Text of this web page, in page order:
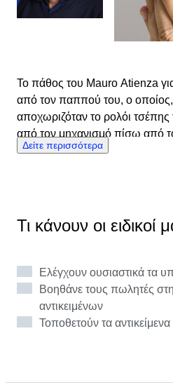
ακριβώς πώς να επιμελείται
εξυπηρετήσει όλους τους
Το πάθος του Mauro Atienza
από τον παππού του, ο
αποχωριζόταν το ρολόι
από τον μηχανισμό πίσω από
τούτου ξεκίνησε τη συλλογή
πώς να γίνει ωρολογοποιός.
ειδικεύτηκε στην Ελβετία ως
παραγωγής ρολογιών και
ωρολογοποιίας για πάνω από
έμπειρος ωρολογοποιός όπως
ταιριάζει πραγματικά στη
με αποκλειστικά ρολόγια και
Δείτε περισσότερα
Τι κάνουν οι ειδικοί
Ελέγχουν ουσιαστικά τα
Βοηθάνε τους πωλητές
αντικειμένων
Τοποθετούν τα